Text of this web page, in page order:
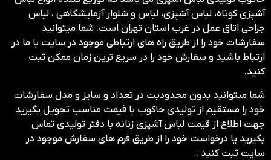
آشپزی کوتاه، لباس آشپزی، لباس و شلوار آزمایشگاهی ، لباس
جراحی اتاق عمل در غرب استان تهران است. شما میتوانید
سفارشات خود را از طریق راه های ارتباطی موجود در سایت با ما در
ارتباط باشید و سفارش خود را در سریع ترین زمان ممکن ثبت
کنید.
شما میتوانید بدون محدودیت در تعداد و سایز و مدل سفارشات
خود را مستقیم از تولیدی حاکوب با قیمت مناسب تحویل بگیرید
جهت اطلاع از قیمت لباس آشپزی زنانه با دفتر تولیدی تماس
بگیرید یا درخواست خود را از طریق فرم های سفارش موجود در
سایت ثبت کنید .